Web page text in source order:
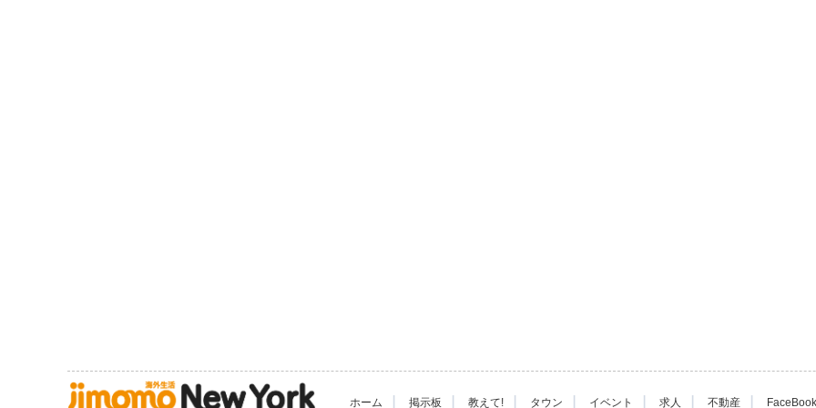
ホーム | 掲示板 | 教えて! | タウン | イベント | 求人 | 不動産 |